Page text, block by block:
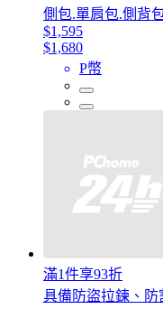
側包.單肩包.側背
$1,595
$1,680
P幣
滿1件享93折
具備防盜拉鍊、